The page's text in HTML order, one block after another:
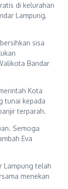
di kelurahan
Lampung,
sisa
Bandar
Kota
tunai kepada
terparah.
Semoga
Eva
Lampung telah
menekan